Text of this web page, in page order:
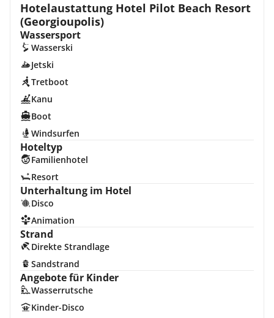
Hotelaustattung Hotel Pilot Beach Resort
(Georgioupolis)
Wassersport
Wasserski
Jetski
Tretboot
Kanu
Boot
Windsurfen
Hoteltyp
Familienhotel
Resort
Unterhaltung im Hotel
Disco
Animation
Strand
Direkte Strandlage
Sandstrand
Angebote für Kinder
Wasserrutsche
Kinder-Disco